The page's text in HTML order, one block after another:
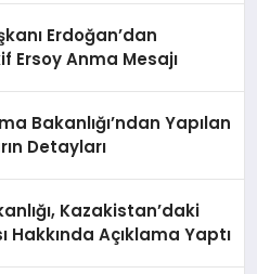
Erdoğan’dan
Ersoy Anma Mesajı
Bakanlığı’ndan Yapılan
Detayları
Kazakistan’daki
Hakkında Açıklama Yaptı